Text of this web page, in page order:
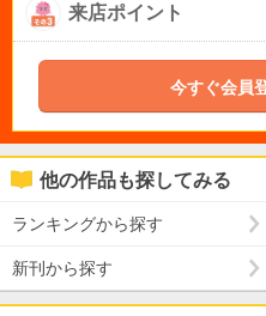
来店ポイント
今すぐ会員
他の作品も探してみる
ランキングから探す
新刊から探す